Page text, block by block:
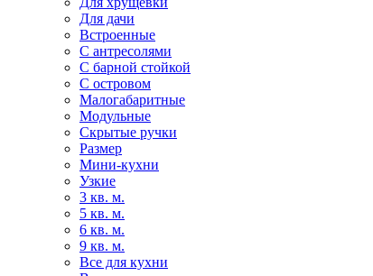
Для дачи
Встроенные
С антресолями
С барной стойкой
С островом
Малогабаритные
Модульные
Скрытые ручки
Размер
Мини-кухни
Узкие
3 кв. м.
5 кв. м.
6 кв. м.
9 кв. м.
Все для кухни